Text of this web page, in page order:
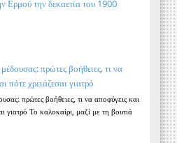
Ερμού την δεκαετία του 1900
πρώτες βοήθειες, τι να
πότε χρειάζεσαι γιατρό
πρώτες βοήθειες, τι να αποφύγεις και
γιατρό Το καλοκαίρι, μαζί με τη βουτιά